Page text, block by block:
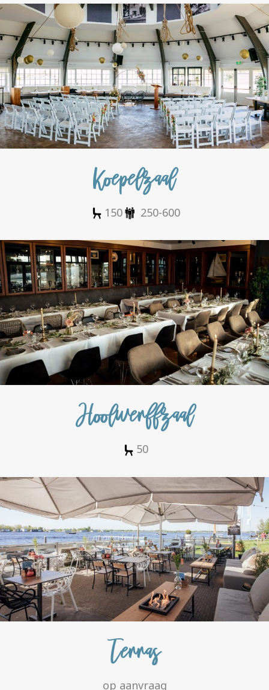
Koepelzaal
150 250-600
Hoolwerffzaal
50
Terras
op aanvraag